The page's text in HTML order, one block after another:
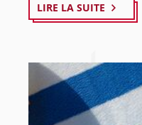
LIRE LA SUITE